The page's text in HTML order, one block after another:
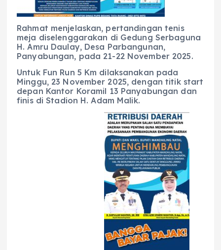
Rahmat menjelaskan, pertandingan tenis
meja diselenggarakan di Gedung Serbaguna
H. Amru Daulay, Desa Parbangunan,
Panyabungan, pada 21-22 November 2025.
Untuk Fun Run 5 Km dilaksanakan pada
Minggu, 23 November 2025, dengan titik start
depan Kantor Koramil 13 Panyabungan dan
finis di Stadion H. Adam Malik.